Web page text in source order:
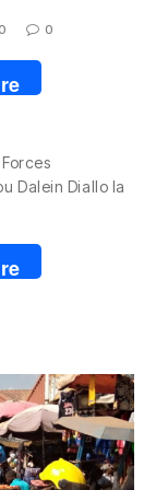
0
Dalein Diallo la